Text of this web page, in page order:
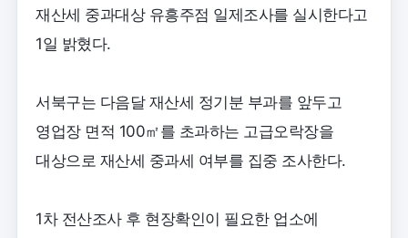
재산세 중과대상 유흥주점 일제조사를 실시한다고
1일 밝혔다.
서북구는 다음달 재산세 정기분 부과를 앞두고
영업장 면적 100㎡를 초과하는 고급오락장을
대상으로 재산세 중과세 여부를 집중 조사한다.
1차 전산조사 후 현장확인이 필요한 업소에